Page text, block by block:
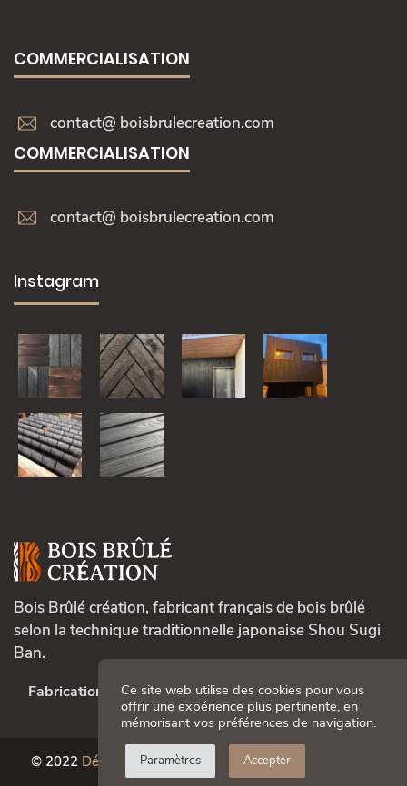
COMMERCIALISATION
contact@ boisbrulecreation.com
COMMERCIALISATION
contact@ boisbrulecreation.com
Instagram
Bois Brûlé création, fabricant français de bois brûlé
selon la technique traditionnelle japonaise Shou Sugi
Ban.
Fabrication française.
© 2022 Déclinaison Bois. Tous droits réservés.
légales|Cookies.
Ce site web utilise des cookies pour vous
offrir une expérience plus pertinente, en
mémorisant vos préférences de navigation.
Paramètres Accepter